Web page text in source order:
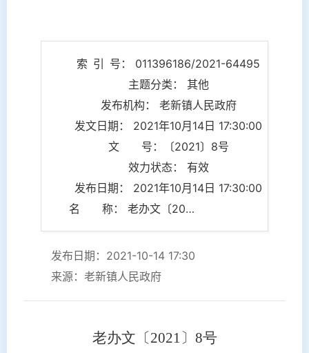
索 引 号： 011396186/2021-64495
主题分类： 其他
发布机构： 老新镇人民政府
发文日期： 2021年10月14日 17:30:00
文 号：〔2021〕8号
效力状态： 有效
发布日期： 2021年10月14日 17:30:00
名 称： 老办文〔2021〕8号镇委办公室、镇政府办公室关于调整镇河长制工作领导小组组成人员和河段长的通知
发布日期：2021-10-14 17:30
来源：老新镇人民政府
老办文〔2021〕 8号